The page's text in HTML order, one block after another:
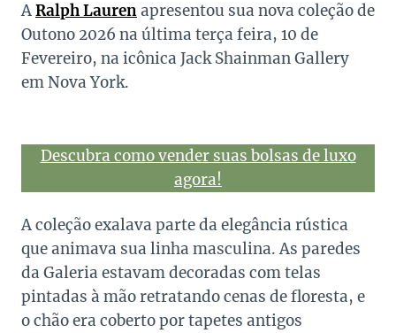
ARalph Laurenapresentou sua nova coleção de
Outono 2026 na última terça feira, 10 de
Fevereiro, na icônica Jack Shainman Gallery
em Nova York.
Descubra como vender suas bolsas de luxo
agora!
A coleção exalava parte da elegância rústica
que animava sua linha masculina. As paredes
da Galeria estavam decoradas com telas
pintadas à mão retratando cenas de floresta, e
o chão era coberto por tapetes antigos